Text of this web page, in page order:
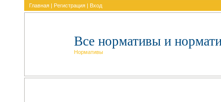
Главная | Регистрация | Вход
Все нормативы и
Нормативы